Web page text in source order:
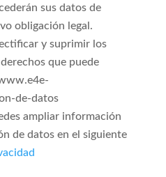
sus datos de
obligación legal.
y suprimir los
que puede
de-datos
ampliar información
de datos en el siguiente